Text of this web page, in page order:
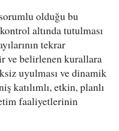
olduğu bu
kontrol altında tutulması
tekrar
ve belirlenen kurallara
uyulması ve dinamik
katılımlı, etkin, planlı
faaliyetlerinin